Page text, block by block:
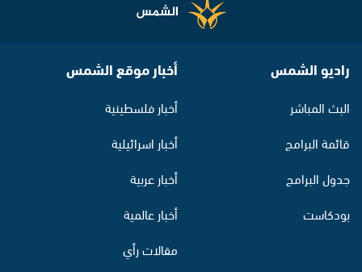
راديو الشمس
البث المباشر
قائمة البرامج
جدول البرامج
بودكاست
أخبار موقع الشمس
أخبار فلسطينية
أخبار اسرائيلية
أخبار عربية
أخبار عالمية
مقالات رأي